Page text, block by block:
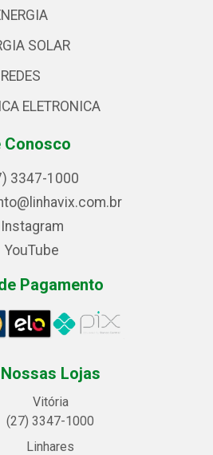
SOLAR
REDES
ELETRONICA
Conosco
3347-1000
Instagram
YouTube
Pagamento
Nossas Lojas
Vitória
(27) 3347-1000
Linhares